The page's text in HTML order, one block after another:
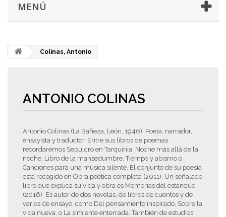
MENÚ
Colinas, Antonio
ANTONIO COLINAS
Antonio Colinas (La Bañeza, León, 1946). Poeta, narrador,
ensayista y traductor. Entre sus libros de poemas
recordaremos Sepulcro en Tarquinia, Noche más allá de la
noche, Libro de la mansedumbre, Tiempo y abismo o
Canciones para una música silente. El conjunto de su poesía
está recogido en Obra poética completa (2011). Un señalado
libro que explica su vida y obra es Memorias del estanque
(2016). Es autor de dos novelas, de libros de cuentos y de
varios de ensayo, como Del pensamiento inspirado, Sobre la
vida nueva, o La simiente enterrada. También de estudios